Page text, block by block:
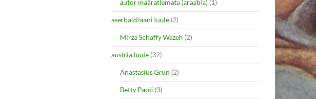
autor määratlemata (araabia) (1)
aserbaidžaani luule (2)
Mirza Schaffy Wazeh (2)
austria luule (32)
Anastasius Grün (2)
Betty Paoli (3)